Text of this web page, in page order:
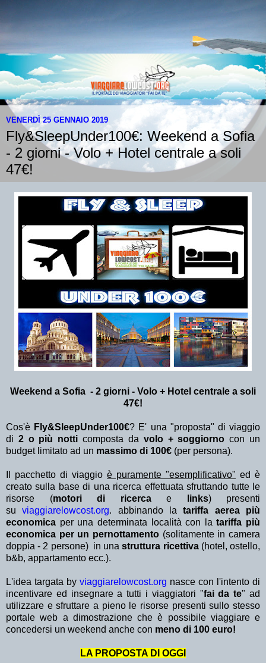
VENERDÌ 25 GENNAIO 2019
Fly&SleepUnder100€: Weekend a Sofia
- 2 giorni - Volo + Hotel centrale a soli
47€!
Weekend a Sofia - 2 giorni - Volo + Hotel centrale a soli
47€!
Cos'è Fly&SleepUnder100€? E' una "proposta" di viaggio
di 2 o più notticomposta da volo + soggiorno con un
budget limitato ad un massimo di 100€ (per persona).
Il pacchetto di viaggio è puramente "esemplificativo" ed è
creato sulla base di una ricerca effettuata sfruttando tutte le
risorse (motori di ricerca e links) presenti
suviaggiarelowcost.org. abbinando la tariffa aerea più
economica per una determinata località con latariffa più
economica per un pernottamento (solitamente in camera
doppia - 2 persone) in unastruttura ricettiva(hotel, ostello,
b&b, appartamento ecc.).
L'idea targata by viaggiarelowcost.org nasce con l'intento di
incentivare ed insegnare a tutti i viaggiatori "fai da te" ad
utilizzare e sfruttare a pieno le risorse presenti sullo stesso
portale web a dimostrazione che è possibile viaggiare e
concedersi un weekend anche con meno di 100 euro!
LA PROPOSTA DI OGGI